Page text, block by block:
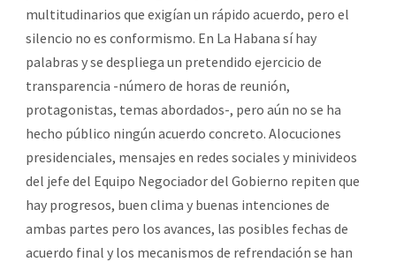
multitudinarios que exigían un rápido acuerdo, pero el
silencio no es conformismo. En La Habana sí hay
palabras y se despliega un pretendido ejercicio de
transparencia -número de horas de reunión,
protagonistas, temas abordados-, pero aún no se ha
hecho público ningún acuerdo concreto. Alocuciones
presidenciales, mensajes en redes sociales y minivideos
del jefe del Equipo Negociador del Gobierno repiten que
hay progresos, buen clima y buenas intenciones de
ambas partes pero los avances, las posibles fechas de
acuerdo final y los mecanismos de refrendación se han